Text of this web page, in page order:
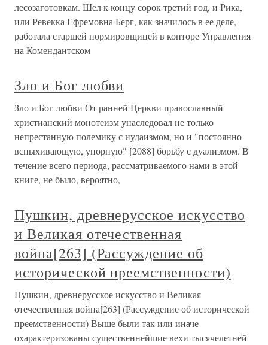
лесозаготовкам. Шел к концу сорок третий год, и Рика,
или Ревекка Ефремовна Берг, как значилось в ее деле,
работала старшей нормировщицей в конторе Управления
на Комендантском
Зло и Бог любви
Зло и Бог любви От ранней Церкви православный
христианский монотеизм унаследовал не только
непрестанную полемику с иудаизмом, но и "постоянно
вспыхивающую, упорную" [2088] борьбу с дуализмом. В
течение всего периода, рассматриваемого нами в этой
книге, не было, вероятно,
Пушкин, древнерусское искусство
и Великая отечественная
война[263] (Рассуждение об
исторической преемственности)
Пушкин, древнерусское искусство и Великая
отечественная война[263] (Рассуждение об исторической
преемственности) Выше были так или иначе
охарактеризованы существеннейшие вехи тысячелетней